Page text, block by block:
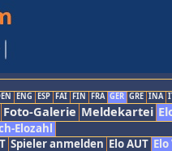
ENG ESP FAI FIN FRA GER GRE INA
Foto-Galerie Meldekartei
Elozahl
Spieler anmelden Elo AUT